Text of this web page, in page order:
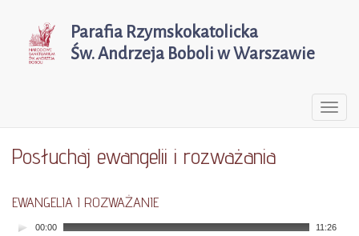
Parafia Rzymskokatolicka
Św. Andrzeja Boboli w Warszawie
Posłuchaj ewangelii i rozważania
EWANGELIA I ROZWAŻANIE
00:00 11:26